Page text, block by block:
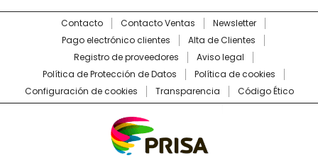
Contacto Contacto Ventas
Newsletter
Pago electrónico clientes
Alta de Clientes
Registro de proveedores
Aviso legal
Política de Protección de Datos
Política de cookies
Configuración de cookies
Transparencia Código Ético